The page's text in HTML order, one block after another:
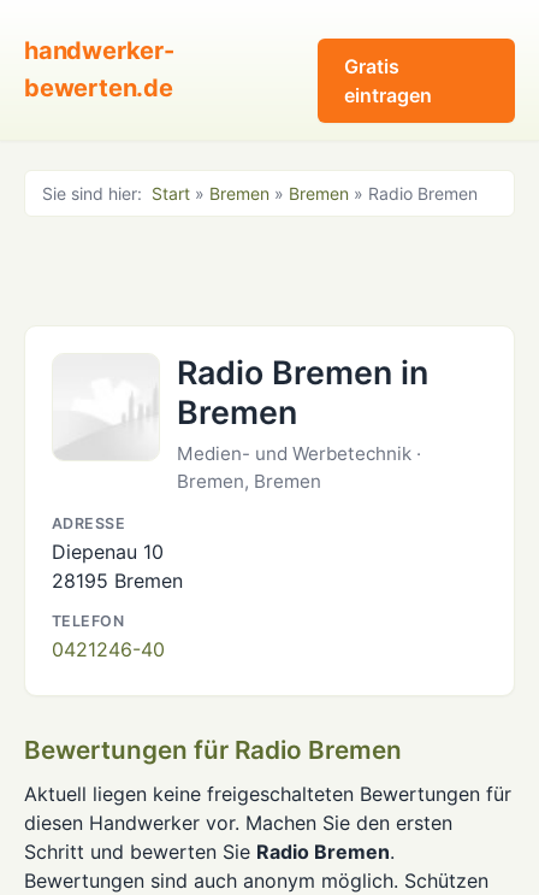
handwerker-
bewerten.de
Gratis
eintragen
Sie sind hier: Start » Bremen » Bremen » Radio Bremen
Radio Bremen in
Bremen
Medien- und Werbetechnik ·
Bremen, Bremen
ADRESSE
Diepenau 10
28195 Bremen
TELEFON
0421246-40
Bewertungen für Radio Bremen
Aktuell liegen keine freigeschalteten Bewertungen für
diesen Handwerker vor. Machen Sie den ersten
Schritt und bewerten Sie Radio Bremen.
Bewertungen sind auch anonym möglich. Schützen